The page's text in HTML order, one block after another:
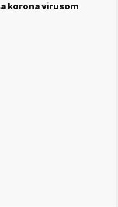
korona virusom